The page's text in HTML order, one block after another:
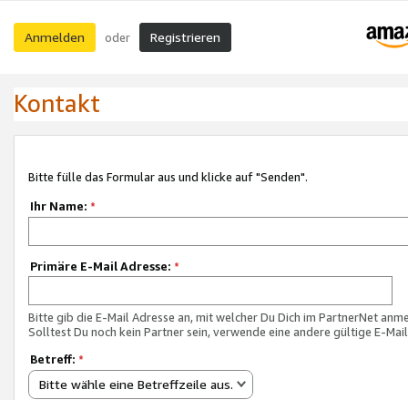
Anmelden oder Registrieren
Kontakt
Bitte fülle das Formular aus und klicke auf "Senden".
Ihr Name: *
Primäre E-Mail Adresse: *
Bitte gib die E-Mail Adresse an, mit welcher Du Dich im PartnerNet
Solltest Du noch kein Partner sein, verwende eine andere gültige E-
Betreff: *
Bitte wähle eine Betreffzeile aus.